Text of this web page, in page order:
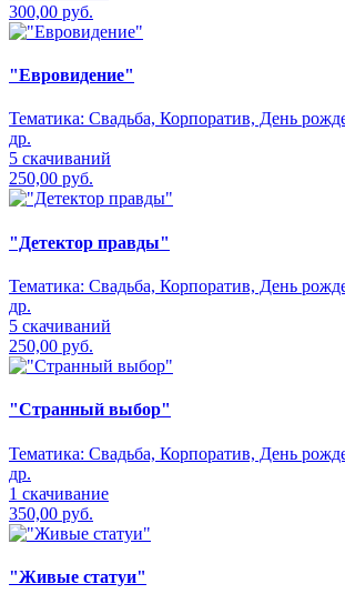
300,00 руб.
"Евровидение"
Тематика: Свадьба, Корпоратив, День
др.
5 скачиваний
250,00 руб.
"Детектор правды"
Тематика: Свадьба, Корпоратив, День
др.
5 скачиваний
250,00 руб.
"Странный выбор"
Тематика: Свадьба, Корпоратив, День
др.
1 скачивание
350,00 руб.
"Живые статуи"